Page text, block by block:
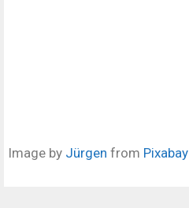
Image by Jürgen from Pixabay